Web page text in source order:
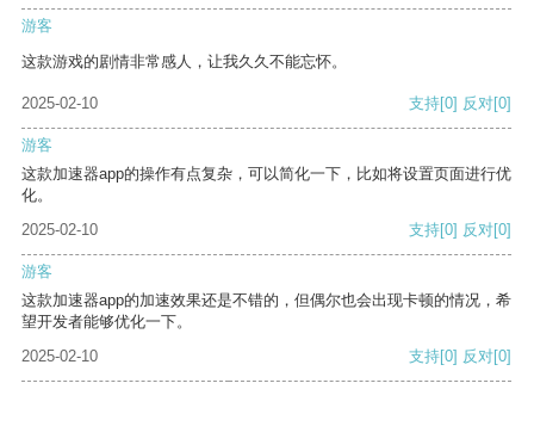
游客
这款游戏的剧情非常感人，让我久久不能忘怀。
2025-02-10 支持[0] 反对[0]
游客
这款加速器app的操作有点复杂，可以简化一下，比如将设置页面进行优
化。
2025-02-10
支持[0] 反对[0]
游客
这款加速器app的加速效果还是不错的，但偶尔也会出现卡顿的情况，希
望开发者能够优化一下。
2025-02-10
支持[0] 反对[0]